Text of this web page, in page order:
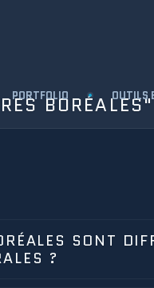
PORTFOLIO OUTILS
BORÉALES"
SONT
?